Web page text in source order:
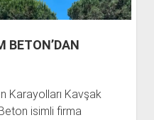
BETON’DAN
Karayolları Kavşak
isimli firma